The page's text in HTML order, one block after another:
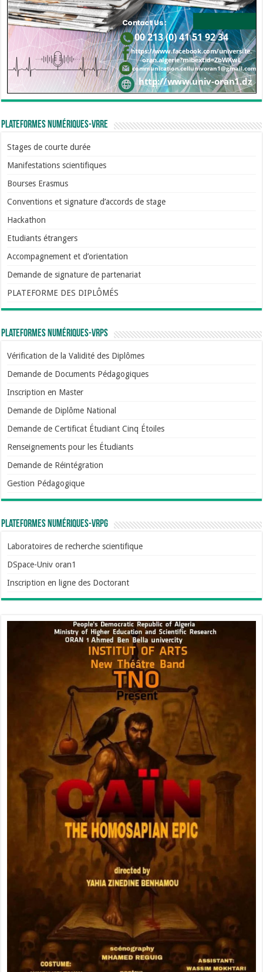
Plateformes numériques-VRRE
Stages de courte durée
Manifestations scientifiques
Bourses Erasmus
Conventions et signature d’accords de stage
Hackathon
Etudiants étrangers
Accompagnement et d’orientation
Demande de signature de partenariat
PLATEFORME DES DIPLÔMÉS
Plateformes numériques-VRPS
Vérification de la Validité des Diplômes
Demande de Documents Pédagogiques
Inscription en Master
Demande de Diplôme National
Demande de Certificat Étudiant Cinq Étoiles
Renseignements pour les Étudiants
Demande de Réintégration
Gestion Pédagogique
Plateformes numériques-VRPG
Laboratoires de recherche scientifique
DSpace-Univ oran1
Inscription en ligne des Doctorant